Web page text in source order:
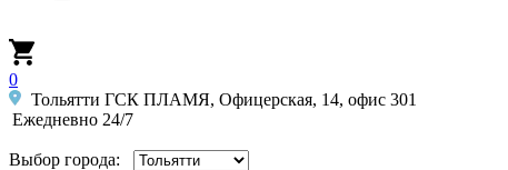
0
Тольятти ГСК ПЛАМЯ, Офицерская, 14, офис 301
Ежедневно 24/7
Выбор города: